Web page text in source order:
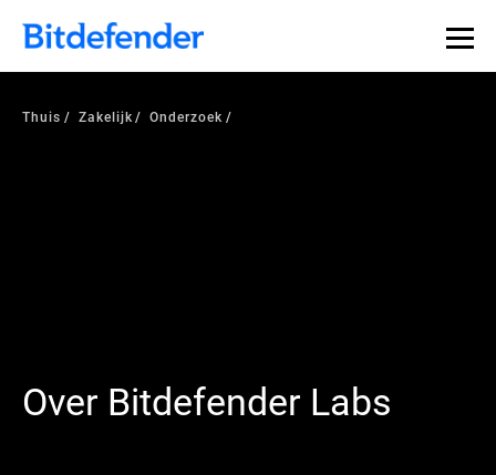
Thuis Zakelijk Onderzoek
Over Bitdefender Labs